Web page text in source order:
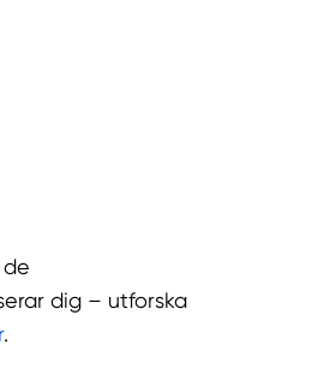
dig – utforska
.